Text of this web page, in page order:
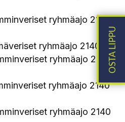
ryhmäajo 2140
ryhmäajo 2140 m
ryhmäajo 2140
ryhmäajo 2140
ryhmäajo 2140